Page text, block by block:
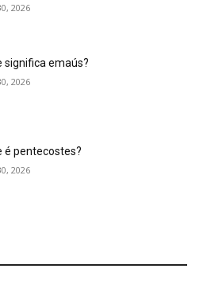
2026
significa emaús?
2026
é pentecostes?
2026